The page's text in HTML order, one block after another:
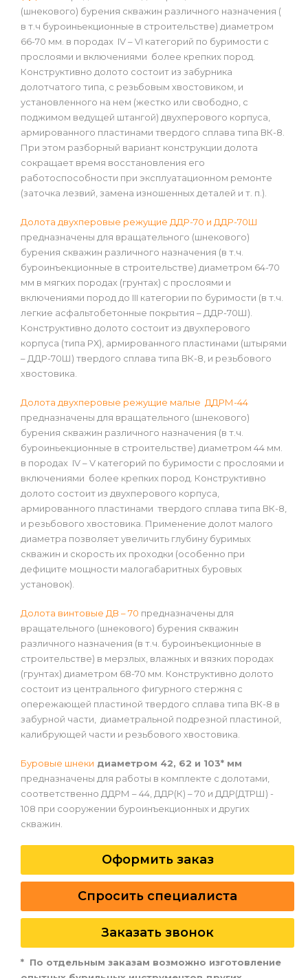
(шнекового) бурения скважин различного назначения (
в т.ч буроиньекционные в строительстве) диаметром
66-70 мм. в породах IV – VI категорий по буримости с
прослоями и включениями более крепких пород.
Конструктивно долото состоит из забурника
долотчатого типа, с резьбовым хвостовиком, и
установленного на нем (жестко или свободно, с
поджимом ведущей штангой) двухперового корпуса,
армированного пластинами твердого сплава типа ВК-8.
При этом разборный вариант конструкции долота
сокращает время восстановления его
работоспособности при эксплуатационном ремонте
(заточка лезвий, замена изношенных деталей и т. п.).
Долота двухперовые режущие ДДР-70 и ДДР-70Ш
предназначены для вращательного (шнекового)
бурения скважин различного назначения (в т.ч.
буроинъекционные в строительстве) диаметром 64-70
мм в мягких породах (грунтах) с прослоями и
включениями пород до III категории по буримости (в т.ч.
легкие асфальтобетонные покрытия – ДДР-70Ш).
Конструктивно долото состоит из двухперового
корпуса (типа РХ), армированного пластинами (штырями
– ДДР-70Ш) твердого сплава типа ВК-8, и резьбового
хвостовика.
Долота двухперовые режущие малые ДДРМ-44
предназначены для вращательного (шнекового)
бурения скважин различного назначения (в т.ч.
буроиньекционные в строительстве) диаметром 44 мм.
в породах IV – V категорий по буримости с прослоями и
включениями более крепких пород. Конструктивно
долото состоит из двухперового корпуса,
армированного пластинами твердого сплава типа ВК-8,
и резьбового хвостовика. Применение долот малого
диаметра позволяет увеличить глубину буримых
скважин и скорость их проходки (особенно при
дефиците мощности малогабаритных буровых
установок).
Долота винтовые ДВ – 70 предназначены для
вращательного (шнекового) бурения скважин
различного назначения (в т.ч. буроинъекционные в
строительстве) в мерзлых, влажных и вязких породах
(грунтах) диаметром 68-70 мм. Конструктивно долото
состоит из центрального фигурного стержня с
опережающей пластиной твердого сплава типа ВК-8 в
забурной части, диаметральной подрезной пластиной,
калибрующей части и резьбового хвостовика.
Буровые шнеки диаметром 42, 62 и 103* мм
предназначены для работы в комплекте с долотами,
соответственно ДДРМ – 44, ДДР(К) – 70 и ДДР(ДТРШ) -
108 при сооружении буроинъекционных и других
скважин.
Оформить заказ
Спросить специалиста
Заказать звонок
* По отдельным заказам возможно изготовление